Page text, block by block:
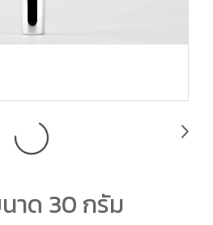
าด 30 กรัม